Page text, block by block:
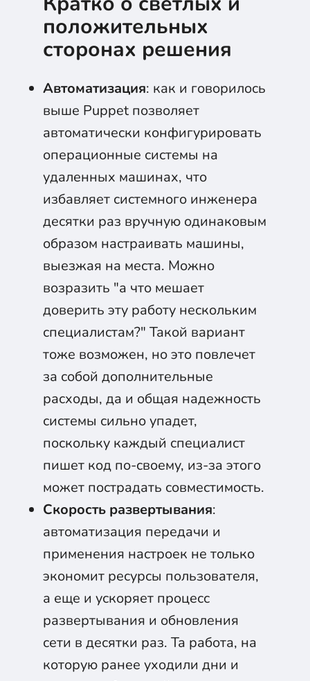
положительных
сторонах решения
Автоматизация: как и говорилось
выше Puppet позволяет
автоматически конфигурировать
операционные системы на
удаленных машинах, что
избавляет системного инженера
десятки раз вручную одинаковым
образом настраивать машины,
выезжая на места. Можно
возразить "а что мешает
доверить эту работу нескольким
специалистам?" Такой вариант
тоже возможен, но это повлечет
за собой дополнительные
расходы, да и общая надежность
системы сильно упадет,
поскольку каждый специалист
пишет код по-своему, из-за этого
может пострадать совместимость.
Скорость развертывания:
автоматизация передачи и
применения настроек не только
экономит ресурсы пользователя,
а еще и ускоряет процесс
развертывания и обновления
сети в десятки раз. Та работа, на
которую ранее уходили дни и